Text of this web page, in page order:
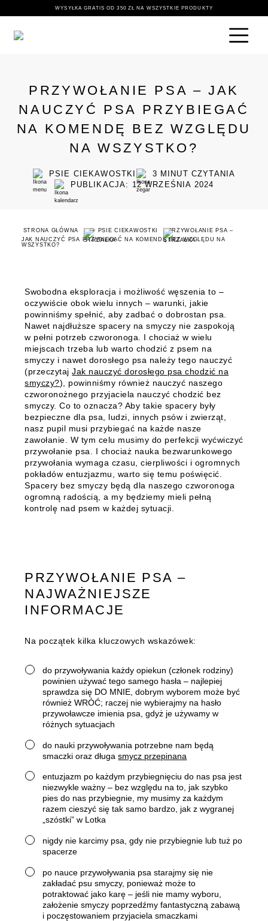
WYSYŁKA GRATIS OD 350 ZŁ NA WSZYSTKIE PRODUKTY
PRZYWOŁANIE PSA – JAK
NAUCZYĆ PSA PRZYBIEGAĆ
NA KOMENDĘ BEZ WZGLĘDU
NA WSZYSTKO?
PSIE CIEKAWOSTKI 3 MINUT CZYTANIA
PUBLIKACJA: 12 WRZEŚNIA 2024
STRONA GŁÓWNA 🐶 PSIE CIEKAWOSTKI
PRZYWOŁANIE PSA –
JAK NAUCZYĆ PSA PRZYBIEGAĆ NA KOMENDĘ BEZ WZGLĘDU NA
WSZYSTKO?
Swobodna eksploracja i możliwość węszenia to –
oczywiście obok wielu innych – warunki, jakie
powinniśmy spełnić, aby zadbać o dobrostan psa.
Nawet najdłuższe spacery na smyczy nie zaspokoją
w pełni potrzeb czworonoga. I chociaż w wielu
miejscach trzeba lub warto chodzić z psem na
smyczy i nawet dorosłego psa należy tego nauczyć
(przeczytajJak nauczyć dorosłego psa chodzić na
smyczy?), powinniśmy również nauczyć naszego
czworonożnego przyjaciela nauczyć chodzić bez
smyczy. Co to oznacza? Aby takie spacery były
bezpieczne dla psa, ludzi, innych psów i zwierząt,
nasz pupil musi przybiegać na każde nasze
zawołanie. W tym celu musimy do perfekcji wyćwiczyć
przywołanie psa. I chociaż nauka bezwarunkowego
przywołania wymaga czasu, cierpliwości i ogromnych
pokładów entuzjazmu, warto się temu poświęcić.
Spacery bez smyczy będą dla naszego czworonoga
ogromną radością, a my będziemy mieli pełną
kontrolę nad psem w każdej sytuacji.
PRZYWOŁANIE PSA –
NAJWAŻNIEJSZE
INFORMACJE
Na początek kilka kluczowych wskazówek:
do przywoływania każdy opiekun (członek rodziny)
powinien używać tego samego hasła – najlepiej
sprawdza się DO MNIE, dobrym wyborem może być
również WRÓĆ; raczej nie wybierajmy na hasło
przywoławcze imienia psa, gdyż je używamy w
różnych sytuacjach
do nauki przywoływania potrzebne nam będą
smaczki oraz długasmycz przepinana
entuzjazm po każdym przybiegnięciu do nas psa jest
niezwykle ważny – bez względu na to, jak szybko
pies do nas przybiegnie, my musimy za każdym
razem cieszyć się tak samo bardzo, jak z wygranej
„szóstki” w Lotka
nigdy nie karcimy psa, gdy nie przybiegnie lub tuż po
spacerze
po nauce przywoływania psa starajmy się nie
zakładać psu smyczy, ponieważ może to
potraktować jako karę – jeśli nie mamy wyboru,
założenie smyczy poprzedźmy fantastyczną zabawą
i poczęstowaniem przyjaciela smaczkami